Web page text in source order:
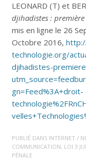
LEONARD (T) et
djihadistes :
mis en ligne le 26
Octobre 2016,
technologie.org/
djihadistes-
gn=Feed%3A+droit-
PUBLIÉ DANS INTERNET /
COMMUNICATION, LOI 3
PÉNALE